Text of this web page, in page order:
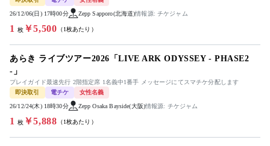
26/12/06(日) 17時00分 Zepp Sapporo(北海道)情報源: チケジャム
1 枚￥5,500 （1枚あたり）
あらき ライブツアー2026「LIVE ARK ODYSSEY - PHASE2
-」
プレイガイド最速先行 2階指定席 1名義中1番手 メッセージにてスマチケ分配します
即決取引
電チケ 女性名義
26/12/24(木) 18時30分 Zepp Osaka Bayside(大阪)情報源: チケジャム
1 枚￥5,888 （1枚あたり）